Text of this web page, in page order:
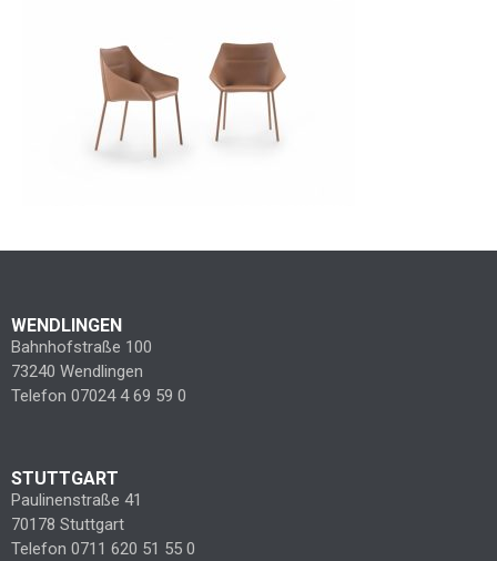
WENDLINGEN
Bahnhofstraße 100
73240 Wendlingen
Telefon 07024 4 69 59 0
STUTTGART
Paulinenstraße 41
70178 Stuttgart
Telefon 0711 620 51 55 0